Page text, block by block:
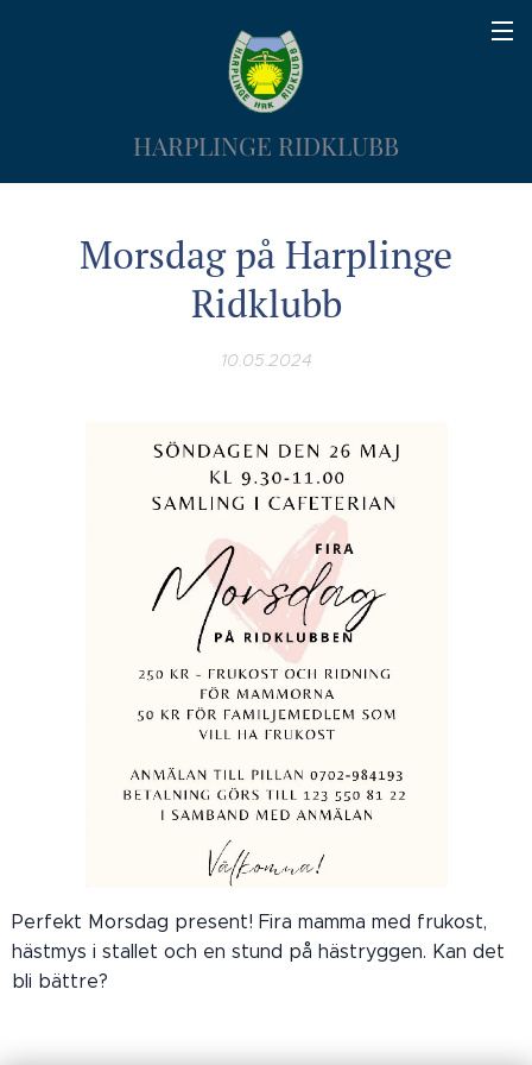
HARPLINGE RIDKLUBB
Morsdag på Harplinge
Ridklubb
10.05.2024
Perfekt Morsdag present! Fira mamma med frukost,
hästmys i stallet och en stund på hästryggen. Kan det
bli bättre?